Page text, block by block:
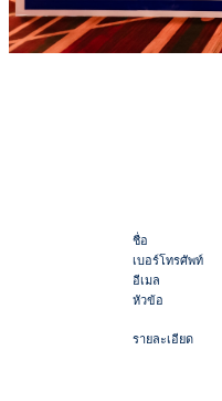
ชื่อ
เบอร์โทรศัพท์
อีเมล
หัวข้อ
รายละเอียด